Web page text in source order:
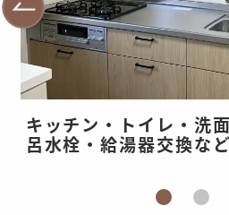
キッチン・トイレ・洗
呂水栓・給湯器交換な